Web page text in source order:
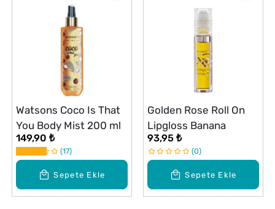
Sepete Ekle
Watsons Coco Is That
You Body Mist 200 ml
149,90 ₺
17
Sepete Ekle
Golden Rose Roll On
Lipgloss Banana
93,95 ₺
0